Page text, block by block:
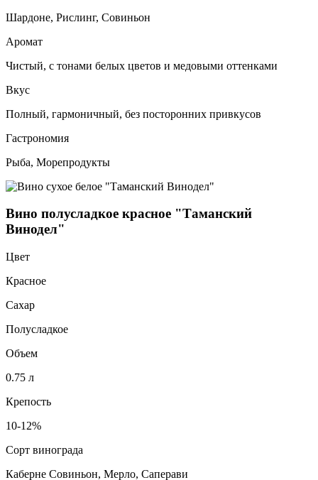
Шардоне, Рислинг, Совиньон
Аромат
Чистый, с тонами белых цветов и медовыми оттенками
Вкус
Полный, гармоничный, без посторонних привкусов
Гастрономия
Рыба, Морепродукты
Вино полусладкое красное "Таманский
Винодел"
Цвет
Красное
Сахар
Полусладкое
Объем
0.75 л
Крепость
10-12%
Сорт винограда
Каберне Совиньон, Мерло, Саперави